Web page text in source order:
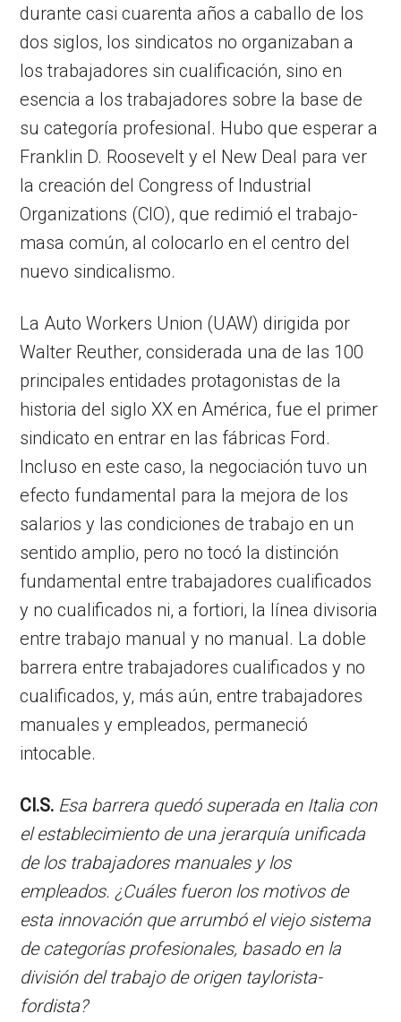
durante casi cuarenta años a caballo de los
dos siglos, los sindicatos no organizaban a
los trabajadores sin cualificación, sino en
esencia a los trabajadores sobre la base de
su categoría profesional. Hubo que esperar a
Franklin D. Roosevelt y el New Deal para ver
la creación del Congress of Industrial
Organizations (CIO), que redimió el trabajo-
masa común, al colocarlo en el centro del
nuevo sindicalismo.
La Auto Workers Union (UAW) dirigida por
Walter Reuther, considerada una de las 100
principales entidades protagonistas de la
historia del siglo XX en América, fue el primer
sindicato en entrar en las fábricas Ford.
Incluso en este caso, la negociación tuvo un
efecto fundamental para la mejora de los
salarios y las condiciones de trabajo en un
sentido amplio, pero no tocó la distinción
fundamental entre trabajadores cualificados
y no cualificados ni, a fortiori, la línea divisoria
entre trabajo manual y no manual. La doble
barrera entre trabajadores cualificados y no
cualificados, y, más aún, entre trabajadores
manuales y empleados, permaneció
intocable.
Cl.S. Esa barrera quedó superada en Italia con
el establecimiento de una jerarquía unificada
de los trabajadores manuales y los
empleados. ¿Cuáles fueron los motivos de
esta innovación que arrumbó el viejo sistema
de categorías profesionales, basado en la
división del trabajo de origen taylorista-
fordista?